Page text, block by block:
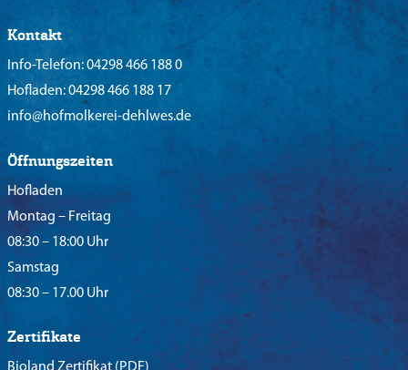
Kontakt
Info-Telefon:04298 466 188 0
Hofladen:04298 466 188 17
info@hofmolkerei-dehlwes.de
Öffnungszeiten
Hofladen
Montag – Freitag
08:30 – 18:00 Uhr
Samstag
08:30 – 17.00 Uhr
Zertifikate